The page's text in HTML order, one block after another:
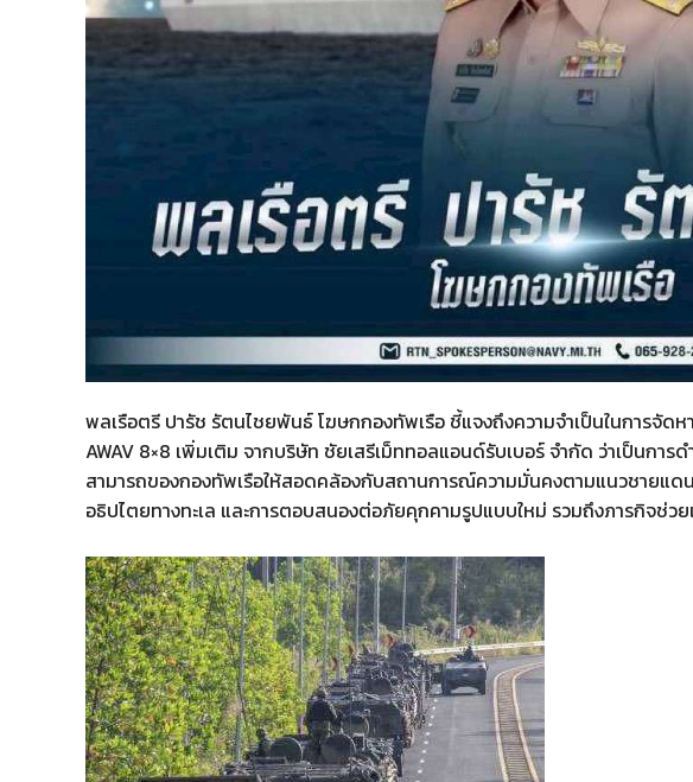
พลเรือตรี ปารัช รัตนไชยพันธ์ โฆษกกองทัพเรือ ชี้แจงถึงความจำเป็นในการจัดห
AWAV 8×8 เพิ่มเติม จากบริษัท ชัยเสรีเม็ททอลแอนด์รับเบอร์ จำกัด ว่าเป็นการ
สามารถของกองทัพเรือให้สอดคล้องกับสถานการณ์ความมั่นคงตามแนวชายแด
อธิปไตยทางทะเล และการตอบสนองต่อภัยคุกคามรูปแบบใหม่ รวมถึงภารกิจช่ว